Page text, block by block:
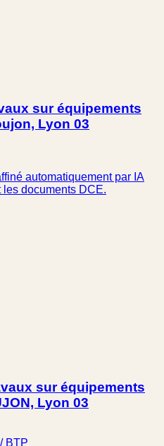
sur équipements
Lyon 03
automatiquement par IA
documents DCE.
sur équipements
Lyon 03
BTP